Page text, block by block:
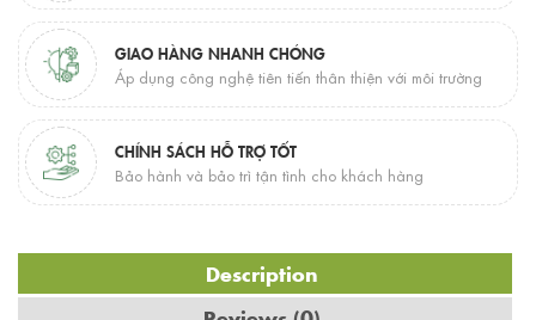
GIAO HÀNG NHANH CHÓNG
Áp dụng công nghệ tiên tiến thân thiện với môi trường
CHÍNH SÁCH HỖ TRỢ TỐT
Bảo hành và bảo trì tận tình cho khách hàng
Description